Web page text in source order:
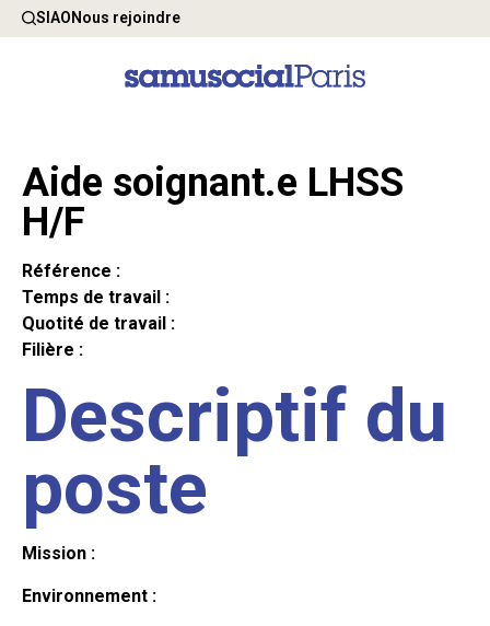
SIAONous rejoindre
Aide soignant.e LHSS
H/F
Référence :
Temps de travail :
Quotité de travail :
Filière :
Descriptif du
poste
Mission :
Environnement :